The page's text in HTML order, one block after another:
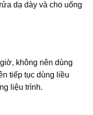
dạ dày và cho uống
không nên dùng
tiếp tục dùng liều
liệu trình.